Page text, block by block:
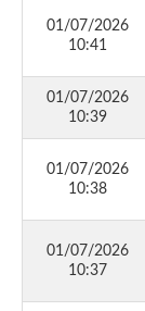
01/07/2026
10:41
01/07/2026
10:39
01/07/2026
10:38
01/07/2026
10:37